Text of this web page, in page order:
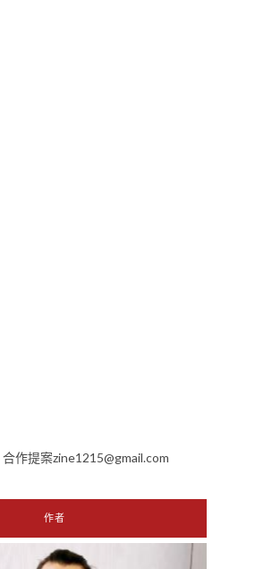
作提案zine1215@gmail.com
作者